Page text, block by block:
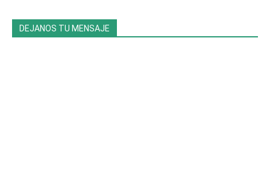
DEJANOS TU MENSAJE